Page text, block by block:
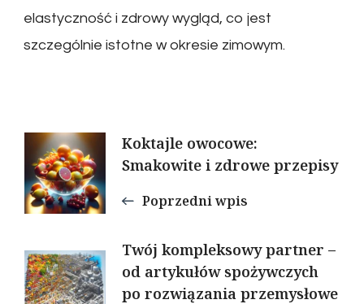
elastyczność i zdrowy wygląd, co jest
szczególnie istotne w okresie zimowym.
Nawigacja
wpisu
Koktajle owocowe:
Smakowite i zdrowe przepisy
Poprzedni wpis
Twój kompleksowy partner –
od artykułów spożywczych
po rozwiązania przemysłowe